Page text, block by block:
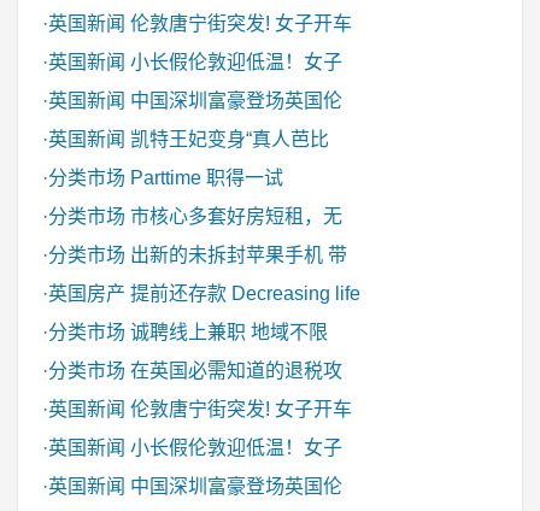
·英国新闻 伦敦唐宁街突发! 女子开车
·英国新闻 小长假伦敦迎低温！女子
·英国新闻 中国深圳富豪登场英国伦
·英国新闻 凯特王妃变身“真人芭比
·分类市场 Parttime 职得一试
·分类市场 市核心多套好房短租，无
·分类市场 出新的未拆封苹果手机 带
·英国房产 提前还存款 Decreasing life
·分类市场 诚聘线上兼职 地域不限
·分类市场 在英国必需知道的退税攻
·英国新闻 伦敦唐宁街突发! 女子开车
·英国新闻 小长假伦敦迎低温！女子
·英国新闻 中国深圳富豪登场英国伦